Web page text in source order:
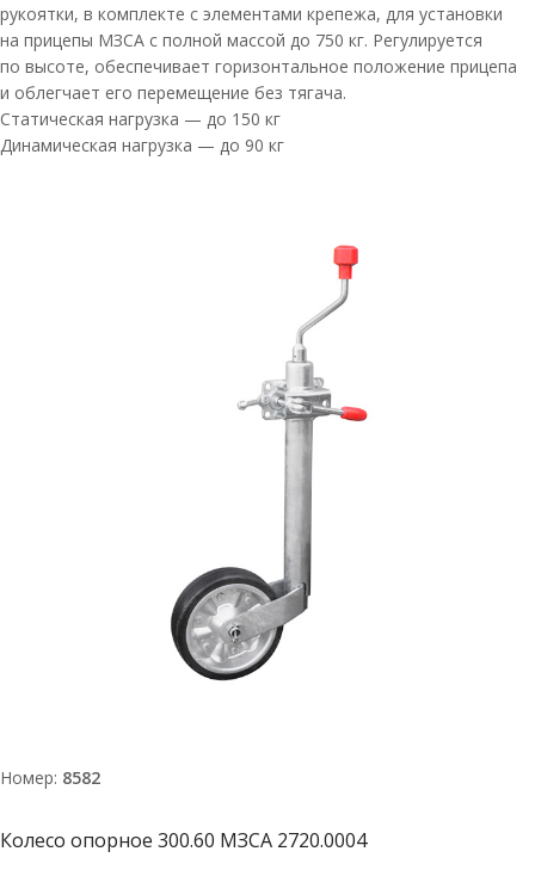
рукоятки, в комплекте с элементами крепежа, для установки
на прицепы МЗСА с полной массой до 750 кг. Регулируется
по высоте, обеспечивает горизонтальное положение прицепа
и облегчает его перемещение без тягача.
Статическая нагрузка — до 150 кг
Динамическая нагрузка — до 90 кг
Номер: 8582
Колесо опорное 300.60 МЗСА 2720.0004